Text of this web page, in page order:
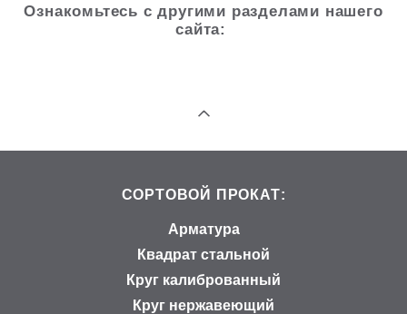
Ознакомьтесь с другими разделами нашего
сайта:
СОРТОВОЙ ПРОКАТ:
Арматура
Квадрат стальной
Круг калиброванный
Круг нержавеющий